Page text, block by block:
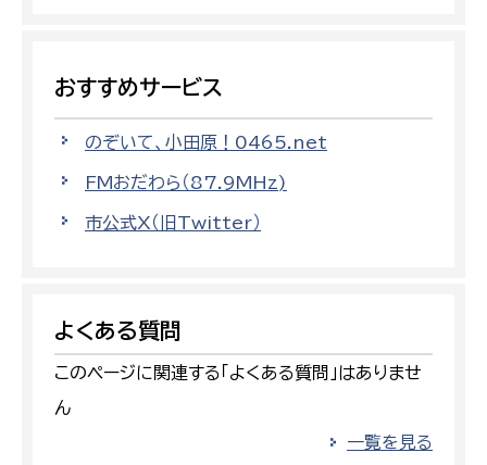
おすすめサービス
のぞいて、小田原！0465.net
FMおだわら（87.9MHz)
市公式X（旧Twitter）
よくある質問
このページに関連する「よくある質問」はありませ
ん
一覧を見る